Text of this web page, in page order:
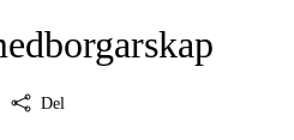
Del